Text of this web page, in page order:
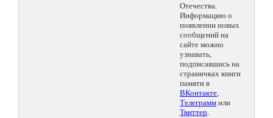
Отечества.
Информацию о
появлении новых
сообщений на
сайте можно
узнавать,
подписавшись на
страничках книги
памяти в
ВКонтакте,
Телеграмм или
Твиттер.